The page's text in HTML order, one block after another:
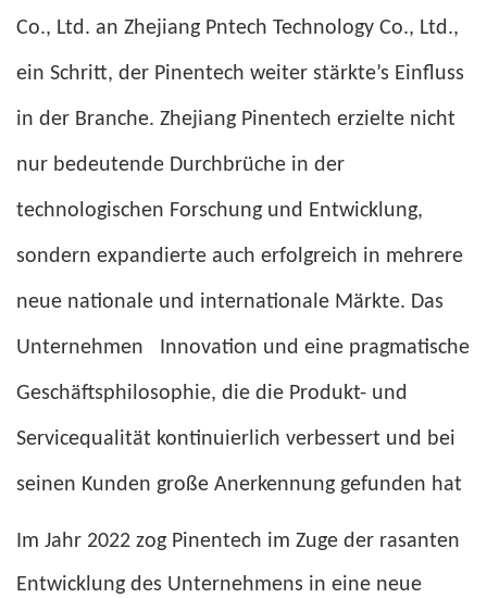
Co., Ltd. an Zhejiang Pntech Technology Co., Ltd.,
ein Schritt, der Pinentech weiter stärkte’s Einfluss
in der Branche. Zhejiang Pinentech erzielte nicht
nur bedeutende Durchbrüche in der
technologischen Forschung und Entwicklung,
sondern expandierte auch erfolgreich in mehrere
neue nationale und internationale Märkte. Das
Unternehmen Innovation und eine pragmatische
Geschäftsphilosophie, die die Produkt- und
Servicequalität kontinuierlich verbessert und bei
seinen Kunden große Anerkennung gefunden hat
Im Jahr 2022 zog Pinentech im Zuge der rasanten
Entwicklung des Unternehmens in eine neue